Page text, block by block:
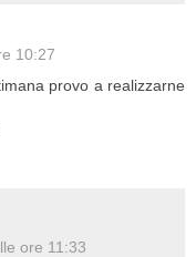
10:27
provo a realizzarne
ore 11:33